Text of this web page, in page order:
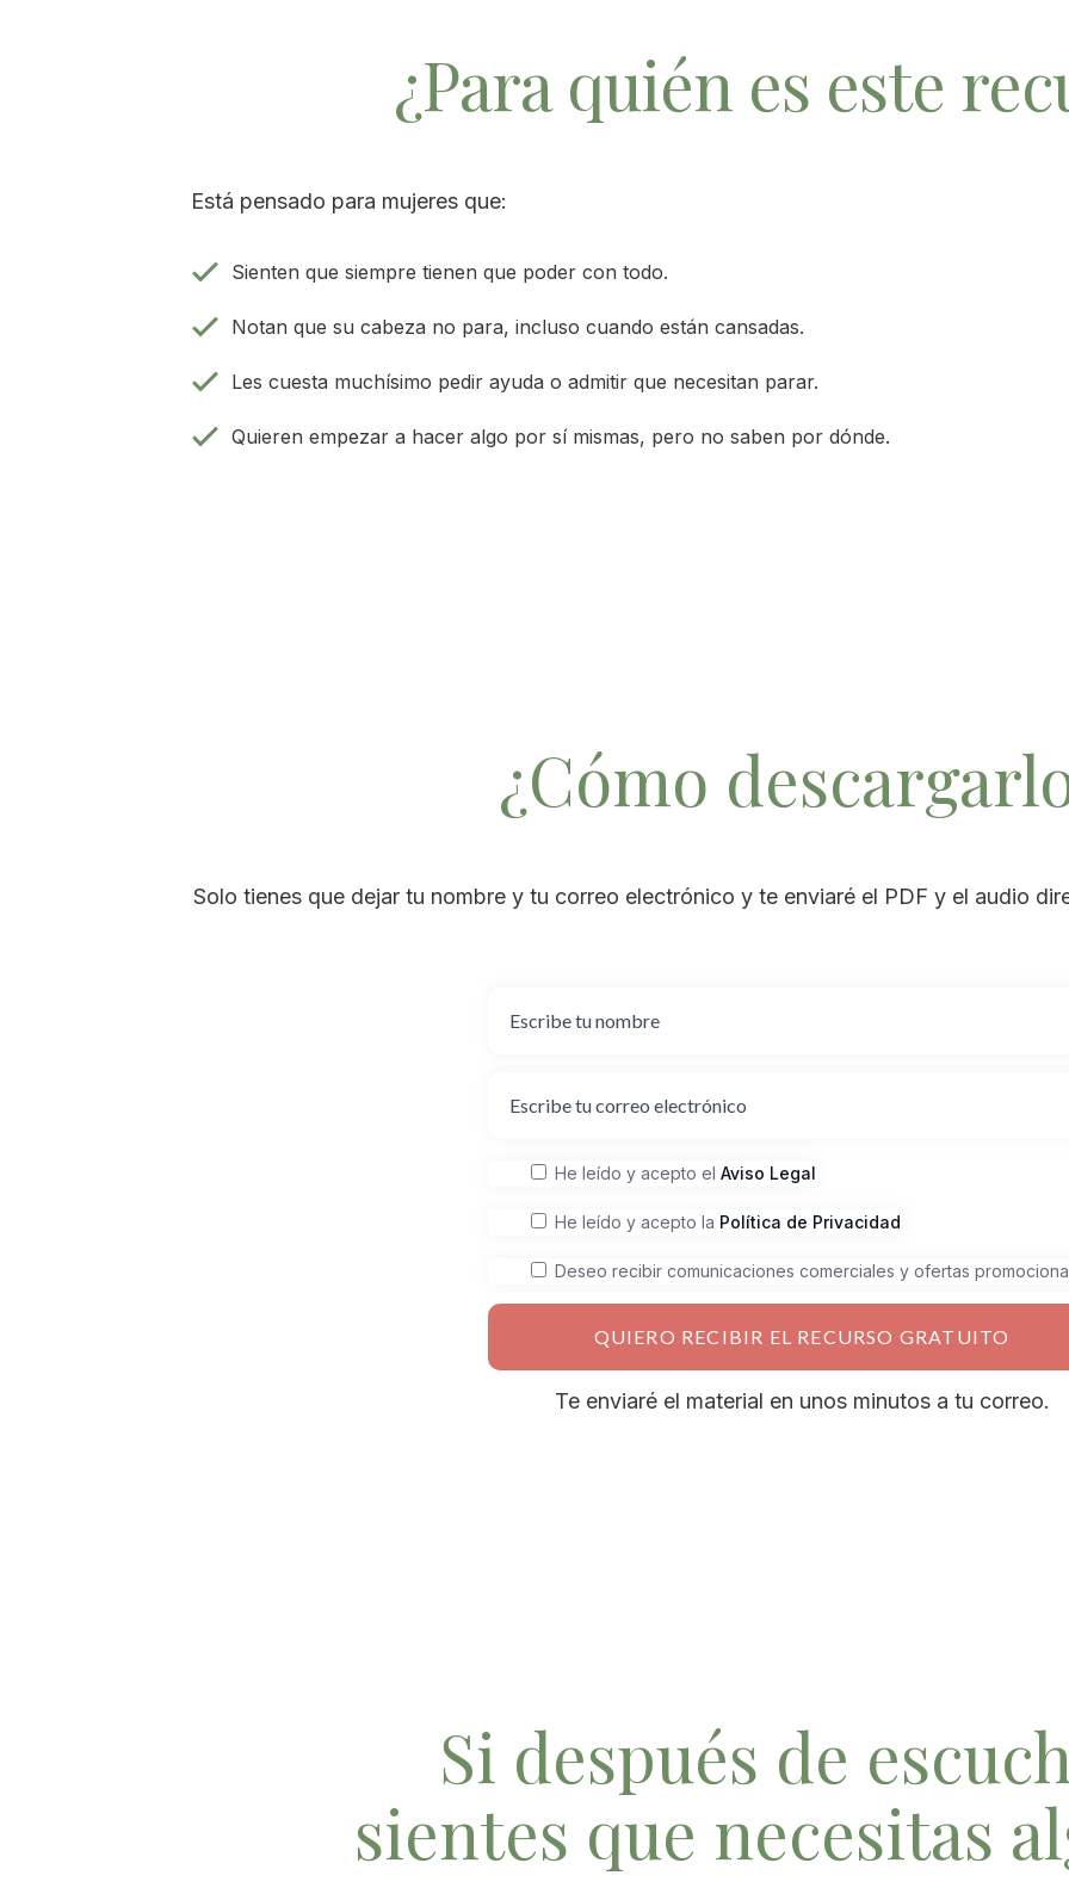
¿Para quién es este
Está pensado para mujeres que:
Sienten que siempre tienen que poder con todo.
Notan que su cabeza no para, incluso cuando están cansadas.
Les cuesta muchísimo pedir ayuda o admitir que necesitan parar.
Quieren empezar a hacer algo por sí mismas, pero no saben por dónde.
¿Cómo
Solo tienes que dejar tu nombre y tu correo electrónico y te enviaré el PDF y el audio
He leído y acepto elAviso Legal
He leído y acepto la Política de Privacidad
Deseo recibir comunicaciones comerciales y ofertas
QUIERO RECIBIR EL RECURSO GRATUITO
Te enviaré el material en unos minutos a tu correo.
Si después de
sientes que necesitas